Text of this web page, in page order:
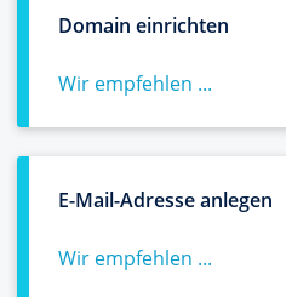
Domain einrichten
Wir empfehlen ...
E-Mail-Adresse anlegen
Wir empfehlen ...